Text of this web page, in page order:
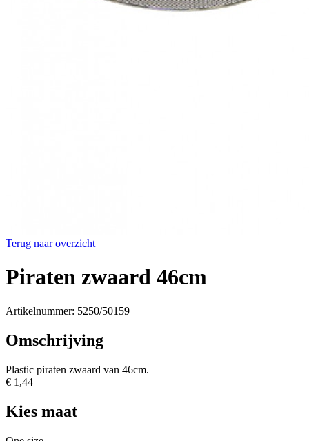
Terug naar overzicht
Piraten zwaard 46cm
Artikelnummer: 5250/50159
Omschrijving
Plastic piraten zwaard van 46cm.
€ 1,44
Kies maat